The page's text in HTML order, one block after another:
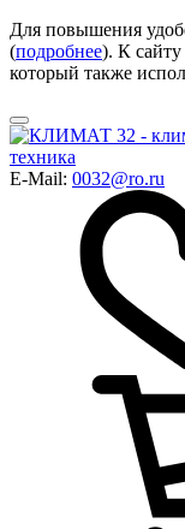
Для повышения
(подробнее). К
который также
техника
E-Mail: 0032@ro.ru